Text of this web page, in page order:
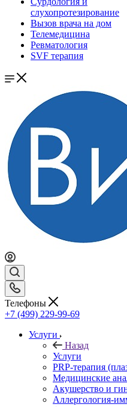
слухопротезирование
Вызов врача на дом
Телемедицина
Ревматология
SVF терапия
Телефоны
+7 (499) 229-99-69
Услуги
Назад
Услуги
PRP-терапия
Медицинские
Акушерство и
Аллергология-